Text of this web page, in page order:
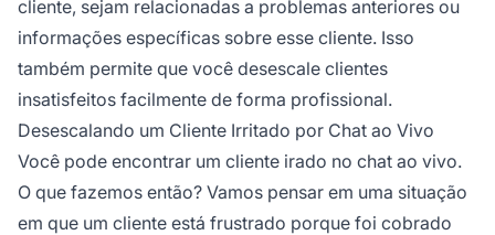
cliente, sejam relacionadas a problemas anteriores ou
informações específicas sobre esse cliente. Isso
também permite que você desescale clientes
insatisfeitos facilmente de forma profissional.
Desescalando um Cliente Irritado por Chat ao Vivo
Você pode encontrar um cliente irado no chat ao vivo.
O que fazemos então? Vamos pensar em uma situação
em que um cliente está frustrado porque foi cobrado